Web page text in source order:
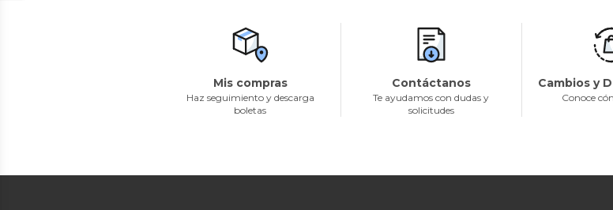
Mis compras
Haz seguimiento y descarga
boletas
Contáctanos
Te ayudamos con dudas y
solicitudes
Cambios y
Conoce